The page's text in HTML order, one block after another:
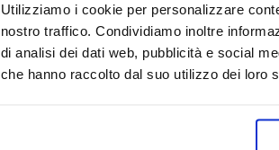
Utilizziamo i cookie per personalizzare
nostro traffico. Condividiamo inoltre
di analisi dei dati web, pubblicità e social
che hanno raccolto dal suo utilizzo dei loro